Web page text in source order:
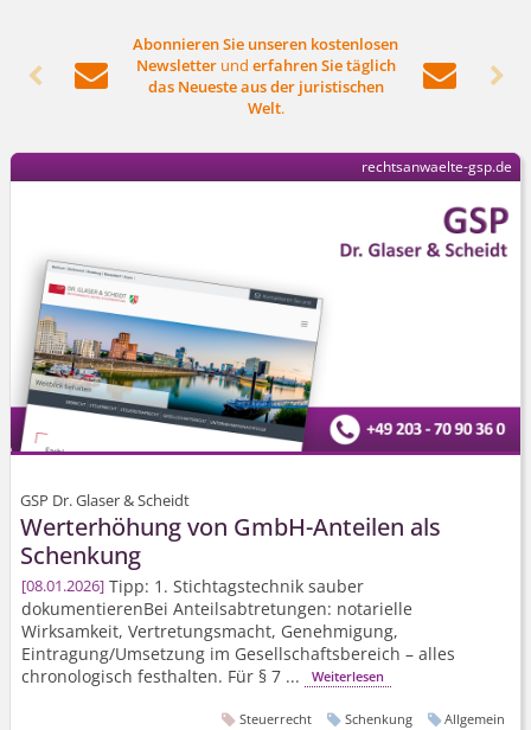
 
Abonnieren Sie unseren kostenlosen
Newsletterund erfahren Sie täglich
das Neueste aus der juristischen
Welt.
 
GSP Dr. Glaser & Scheidt
Werterhöhung von GmbH-Anteilen als
Schenkung
08.01.2026 Tipp: 1. Stichtagstechnik sauber
dokumentierenBei Anteilsabtretungen: notarielle
Wirksamkeit, Vertretungsmacht, Genehmigung,
Eintragung/Umsetzung im Gesellschafts­bereich – alles
chronologisch festhalten. Für § 7 ...
Weiterlesen
rechtsanwaelte-gsp.de
Steuerrecht Schenkung Allgemein